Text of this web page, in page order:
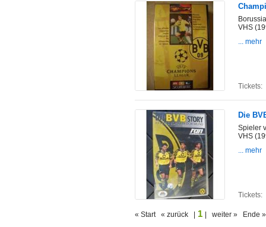
VHS
... mehr
Tickets:
Die
Spieler
VHS
... mehr
Tickets:
« Start « zurück | 1 | weiter » Ende »